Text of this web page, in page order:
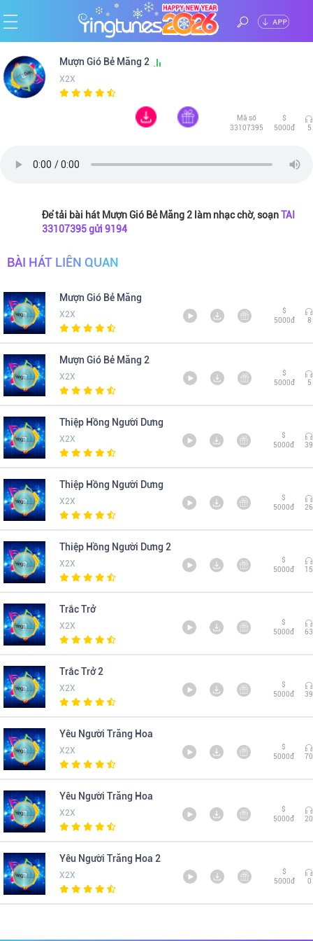
ĐĂNG
NHẬP
Trang
chủ
Ca
đề
Thể
Mượn Gió Bẻ Măng 2
X2X
Mã số
33107395
$
5000đ
5
Để tải bài hát Mượn Gió Bẻ Măng 2 làm nhạc chờ, soạnTAI
33107395 gửi 9194
BÀI HÁT LIÊN QUAN
Mượn Gió Bẻ Măng
X2X
$
5000đ
8
Mượn Gió Bẻ Măng 2
X2X
$
5000đ
5
Thiệp Hồng Người Dưng
X2X
$
5000đ
39
Thiệp Hồng Người Dưng
X2X
$
5000đ
26
Thiệp Hồng Người Dưng 2
X2X
$
5000đ
15
Trắc Trở
X2X
$
5000đ
63
Trắc Trở 2
X2X
$
5000đ
39
Yêu Người Trăng Hoa
X2X
$
5000đ
70
Yêu Người Trăng Hoa
X2X
$
5000đ
20
Yêu Người Trăng Hoa 2
X2X
$
5000đ
0